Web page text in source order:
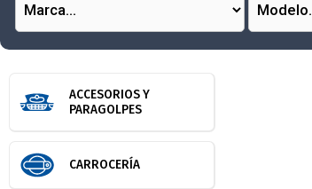
ACCESORIOS Y
PARAGOLPES
CARROCERÍA